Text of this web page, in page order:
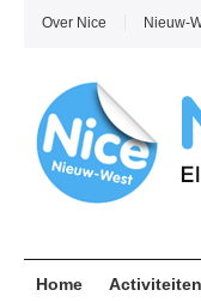
Over Nice Nieuw-
Home Activiteiten